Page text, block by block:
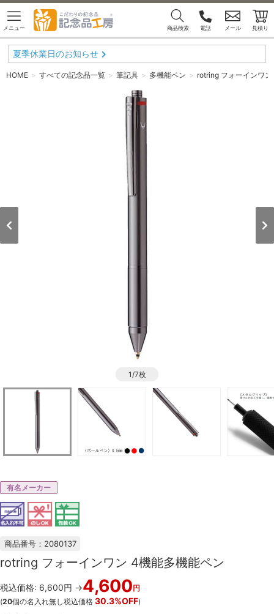
メニュー 商品検索 電話 メール 見積り
夏季休業日のお知らせ
HOME すべての記念品一覧 筆記具 多機能ペン rotring フォーインワ
1/7枚
有名メーカー
商品番号：2080137
rotring フォーインワン 4機能多機能ペン
税込価格: 6,600円 →4,600円
(20個の名入れ無し税込価格 30.3%OFF)